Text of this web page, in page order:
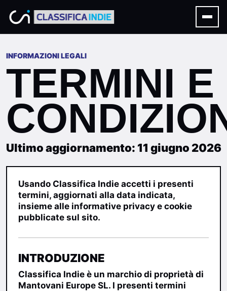
INFORMAZIONI LEGALI
TERMINI E
Ultimo aggiornamento: 11 giugno 2026
Usando Classifica Indie accetti i presenti
termini, aggiornati alla data indicata,
insieme alle informative privacy e cookie
pubblicate sul sito.
INTRODUZIONE
Classifica Indie è un marchio di proprietà di
Mantovani Europe SL. I presenti termini